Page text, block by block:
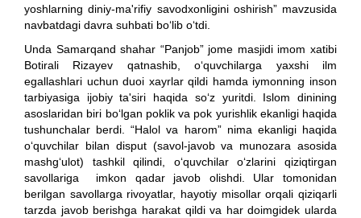
yoshlarning diniy-ma'rifiy savodxonligini oshirish” mavzusida
navbatdagi davra suhbati bo‘lib o‘tdi.
Unda Samarqand shahar “Panjob” jome masjidi imom xatibi
Botirali Rizayev qatnashib, o‘quvchilarga yaxshi ilm
egallashlari uchun duoi xayrlar qildi hamda iymonning inson
tarbiyasiga ijobiy ta'siri haqida so‘z yuritdi. Islom dinining
asoslaridan biri bo‘lgan poklik va pok yurishlik ekanligi haqida
tushunchalar berdi. “Halol va harom” nima ekanligi haqida
o‘quvchilar bilan disput (savol-javob va munozara asosida
mashg‘ulot) tashkil qilindi, o‘quvchilar o‘zlarini qiziqtirgan
savollariga imkon qadar javob olishdi. Ular tomonidan
berilgan savollarga rivoyatlar, hayotiy misollar orqali qiziqarli
tarzda javob berishga harakat qildi va har doimgidek ularda